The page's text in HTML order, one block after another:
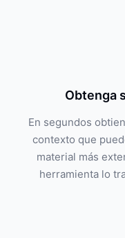
Obtenga
En segundos
contexto que
material más
herramienta lo